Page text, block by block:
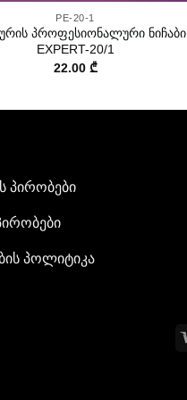
PE-20-1
პროფესიონალური ნიჩაბი
EXPERT-20/1
22.00 ₾
პირობები
პოლიტიკა